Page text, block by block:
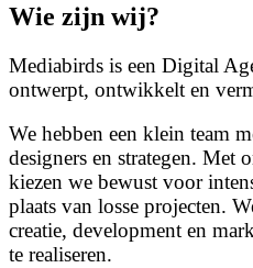
Wie zijn wij?
Mediabirds is een Digital
ontwerpt, ontwikkelt en
We hebben een klein team
designers en strategen. Met
kiezen we bewust voor
plaats van losse projecten.
creatie, development en
te realiseren.